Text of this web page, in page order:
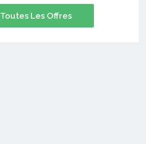
Toutes Les Offres